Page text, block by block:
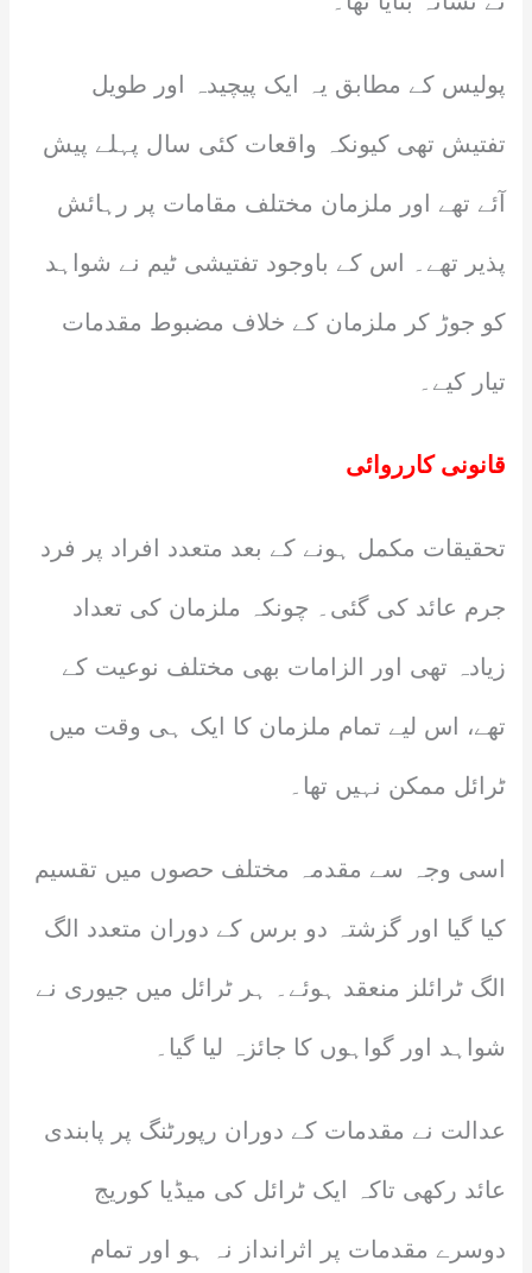
پولیس کے مطابق یہ ایک پیچیدہ اور طویل
تفتیش تھی کیونکہ واقعات کئی سال پہلے پیش
آئے تھے اور ملزمان مختلف مقامات پر رہائش
پذیر تھے۔ اس کے باوجود تفتیشی ٹیم نے شواہد
کو جوڑ کر ملزمان کے خلاف مضبوط مقدمات
تیار کیے۔
قانونی کارروائی
تحقیقات مکمل ہونے کے بعد متعدد افراد پر فرد
جرم عائد کی گئی۔ چونکہ ملزمان کی تعداد
زیادہ تھی اور الزامات بھی مختلف نوعیت کے
تھے، اس لیے تمام ملزمان کا ایک ہی وقت میں
ٹرائل ممکن نہیں تھا۔
اسی وجہ سے مقدمہ مختلف حصوں میں تقسیم
کیا گیا اور گزشتہ دو برس کے دوران متعدد الگ
الگ ٹرائلز منعقد ہوئے۔ ہر ٹرائل میں جیوری نے
شواہد اور گواہوں کا جائزہ لیا گیا۔
عدالت نے مقدمات کے دوران رپورٹنگ پر پابندی
عائد رکھی تاکہ ایک ٹرائل کی میڈیا کوریج
دوسرے مقدمات پر اثرانداز نہ ہو اور تمام